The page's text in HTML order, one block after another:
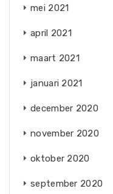
mei 2021
april 2021
maart 2021
januari 2021
december 2020
november 2020
oktober 2020
september 2020